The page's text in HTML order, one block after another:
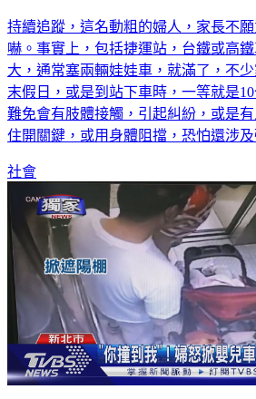
持續追蹤，這名動粗的婦人，家長不
嚇。事實上，包括捷運站，台鐵或高
大，通常塞兩輛娃娃車，就滿了，不
末假日，或是到站下車時，一等就是
難免會有肢體接觸，引起糾紛，或是
住開關鍵，或用身體阻擋，恐怕還涉及
社會